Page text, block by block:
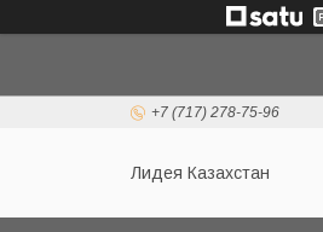
+7 (717) 278-75-96
Лидея Казахстан